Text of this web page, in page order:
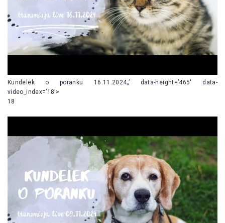
Kundelek o poranku 16.11.2024„’ data-height=’465′ data-
video_index=’18’>
18